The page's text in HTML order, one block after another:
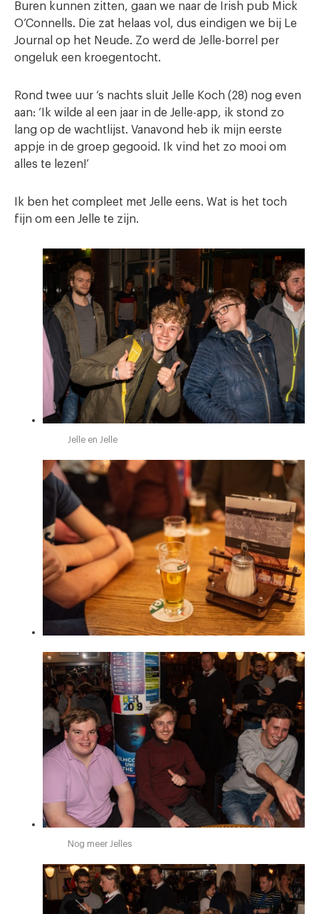
Buren kunnen zitten, gaan we naar de Irish pub Mick
O’Connells. Die zat helaas vol, dus eindigen we bij Le
Journal op het Neude. Zo werd de Jelle-borrel per
ongeluk een kroegentocht.
Rond twee uur ‘s nachts sluit Jelle Koch (28) nog even
aan: ‘Ik wilde al een jaar in de Jelle-app, ik stond zo
lang op de wachtlijst. Vanavond heb ik mijn eerste
appje in de groep gegooid. Ik vind het zo mooi om
alles te lezen!’
Ik ben het compleet met Jelle eens. Wat is het toch
fijn om een Jelle te zijn.
Jelle en Jelle
Nog meer Jelles